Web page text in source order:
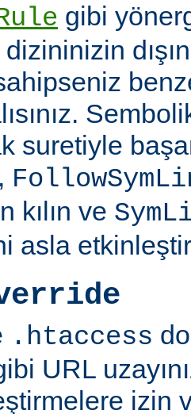
gibi
suretiyle
kılın ve
asla
.htaccess
URL
izin